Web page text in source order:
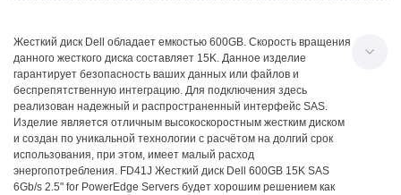
Жесткий диск Dell обладает емкостью 600GB. Скорость вращения
данного жесткого диска составляет 15K. Данное изделие
гарантирует безопасность ваших данных или файлов и
беспрепятственную интеграцию. Для подключения здесь
реализован надежный и распространенный интерфейс SAS.
Изделие является отличным высокоскоростным жестким диском
и создан по уникальной технологии с расчётом на долгий срок
использования, при этом, имеет малый расход
энергопотребления. FD41J Жесткий диск Dell 600GB 15K SAS
6Gb/s 2.5" for PowerEdge Servers будет хорошим решением как